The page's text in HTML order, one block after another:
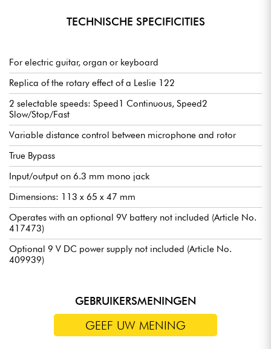
TECHNISCHE SPECIFICITIES
For electric guitar, organ or keyboard
Replica of the rotary effect of a Leslie 122
2 selectable speeds: Speed1 Continuous, Speed2
Slow/Stop/Fast
Variable distance control between microphone and rotor
True Bypass
Input/output on 6.3 mm mono jack
Dimensions: 113 x 65 x 47 mm
Operates with an optional 9V battery not included (Article No.
417473)
Optional 9 V DC power supply not included (Article No.
409939)
GEBRUIKERSMENINGEN
GEEF UW MENING